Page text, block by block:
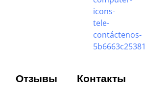
Отзывы Контакты